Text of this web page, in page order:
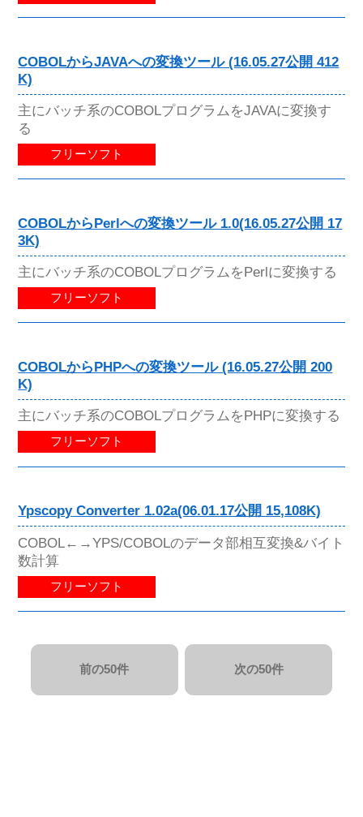
COBOLからJAVAへの変換ツール (16.05.27公開 412
K)
主にバッチ系のCOBOLプログラムをJAVAに変換す
る
フリーソフト
COBOLからPerlへの変換ツール 1.0(16.05.27公開 17
3K)
主にバッチ系のCOBOLプログラムをPerlに変換する
フリーソフト
COBOLからPHPへの変換ツール (16.05.27公開 200
K)
主にバッチ系のCOBOLプログラムをPHPに変換する
フリーソフト
Ypscopy Converter 1.02a(06.01.17公開 15,108K)
COBOL←→YPS/COBOLのデータ部相互変換&バイト
数計算
フリーソフト
前の50件 次の50件